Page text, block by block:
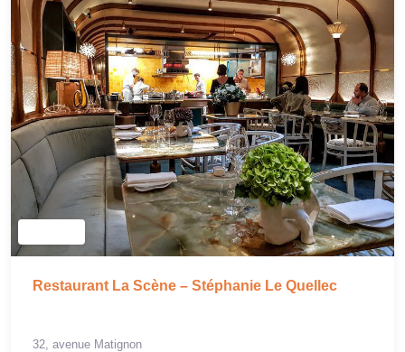
Restaurant La Scène – Stéphanie Le Quellec
32, avenue Matignon